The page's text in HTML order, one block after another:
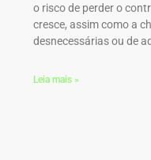
o risco de perder o
cresce, assim como a
desnecessárias ou de
Leia mais »